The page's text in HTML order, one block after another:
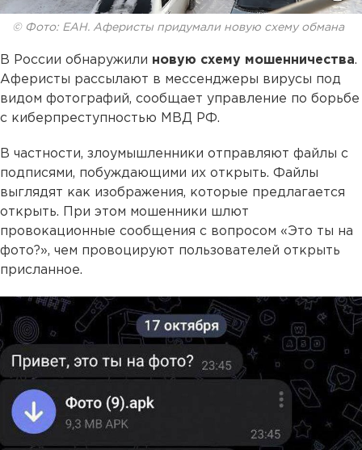
© Фото: ЕАН. Аферисты придумали новую схему обмана
В России обнаружили новую схему мошенничества.
Аферисты рассылают в мессенджеры вирусы под
видом фотографий, сообщает управление по борьбе
с киберпреступностью МВД РФ.
В частности, злоумышленники отправляют файлы с
подписями, побуждающими их открыть. Файлы
выглядят как изображения, которые предлагается
открыть. При этом мошенники шлют
провокационные сообщения с вопросом «Это ты на
фото?», чем провоцируют пользователей открыть
присланное.